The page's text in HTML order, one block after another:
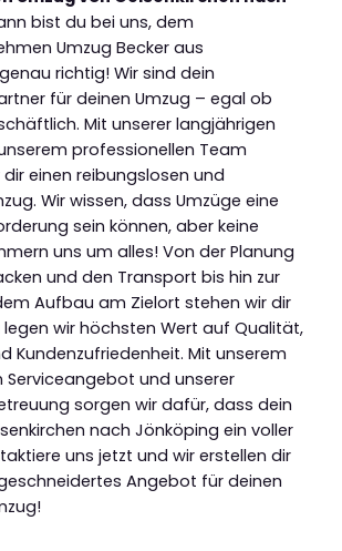
bist du bei uns, dem
Umzug Becker aus
richtig! Wir sind dein
für deinen Umzug – egal ob
Mit unserer langjährigen
professionellen Team
einen reibungslosen und
Wir wissen, dass Umzüge eine
sein können, aber keine
uns um alles! Von der Planung
und den Transport bis hin zur
Aufbau am Zielort stehen wir dir
legen wir höchsten Wert auf Qualität,
Kundenzufriedenheit. Mit unserem
und unserer
sorgen wir dafür, dass dein
nach Jönköping ein voller
uns jetzt und wir erstellen dir
Angebot für deinen